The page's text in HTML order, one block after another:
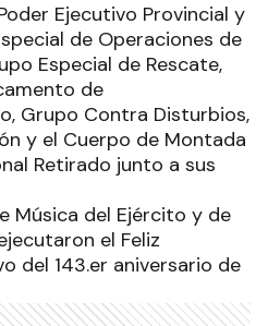
Ejecutivo Provincial y
de Operaciones de
Especial de Rescate,
de
Grupo Contra Disturbios,
y el Cuerpo de Montada
Retirado junto a sus
Música del Ejército y de
el Feliz
del 143.er aniversario de